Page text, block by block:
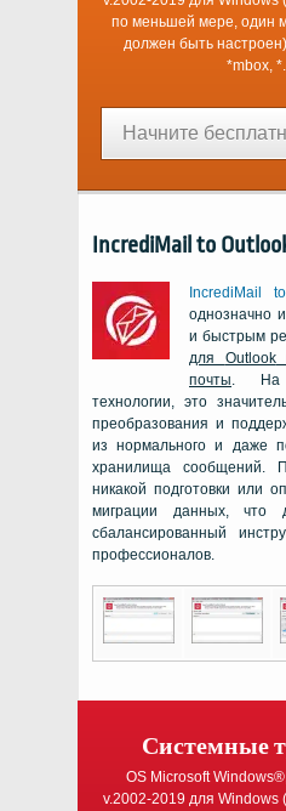
по меньшей мере, один
должен быть
*mbox,
Начните
IncrediMail to
IncrediMail
однозначно
и быстрым
для Outlook
почты. На
технологии, это
преобразования и
из нормального и даже
хранилища сообщений.
никакой подготовки или
миграции данных, что
сбалансированный
профессионалов.
Системные
OS Microsoft
v.2002-2019 для Windows